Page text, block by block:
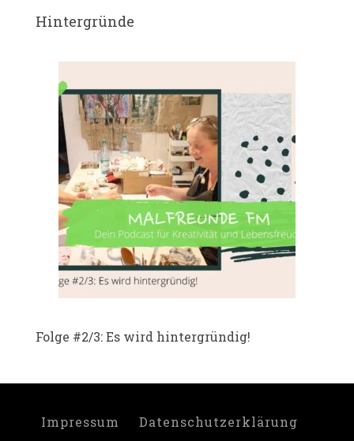
Hintergründe
Folge #2/3: Es wird hintergründig!
Impressum Datenschutzerklärung